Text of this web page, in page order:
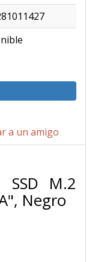
a un amigo
SSD M.2
Negro